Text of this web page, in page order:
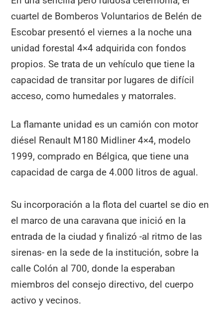
cuartel de Bomberos Voluntarios de Belén de
Escobar presentó el viernes a la noche una
unidad forestal 4×4 adquirida con fondos
propios. Se trata de un vehículo que tiene la
capacidad de transitar por lugares de difícil
acceso, como humedales y matorrales.
La flamante unidad es un camión con motor
diésel Renault M180 Midliner 4×4, modelo
1999, comprado en Bélgica, que tiene una
capacidad de carga de 4.000 litros de agual.
Su incorporación a la flota del cuartel se dio en
el marco de una caravana que inició en la
entrada de la ciudad y finalizó -al ritmo de las
sirenas- en la sede de la institución, sobre la
calle Colón al 700, donde la esperaban
miembros del consejo directivo, del cuerpo
activo y vecinos.